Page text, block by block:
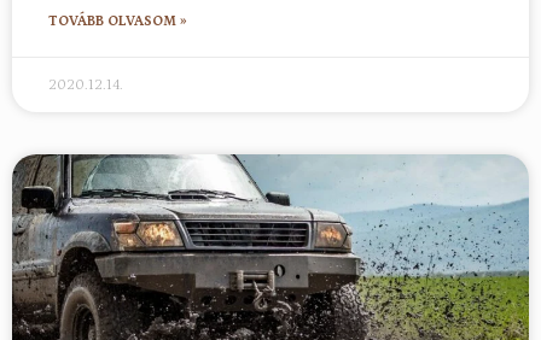
TOVÁBB OLVASOM »
2020.12.14.